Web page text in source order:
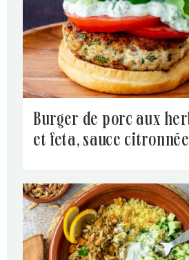
burger de porc aux herbes
et feta, sauce citronnée